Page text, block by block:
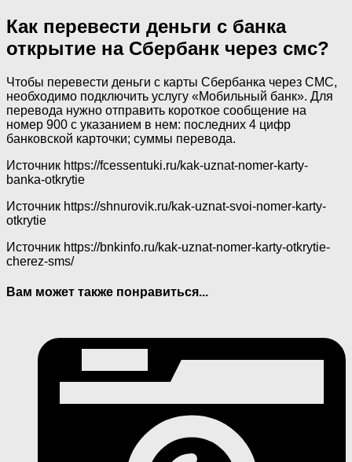
Как перевести деньги с банка
открытие на Сбербанк через смс?
Чтобы перевести деньги с карты Сбербанка через СМС,
необходимо подключить услугу «Мобильный банк». Для
перевода нужно отправить короткое сообщение на
номер 900 с указанием в нем: последних 4 цифр
банковской карточки; суммы перевода.
Источник https://fcessentuki.ru/kak-uznat-nomer-karty-
banka-otkrytie
Источник https://shnurovik.ru/kak-uznat-svoi-nomer-karty-
otkrytie
Источник https://bnkinfo.ru/kak-uznat-nomer-karty-otkrytie-
cherez-sms/
Вам может также понравиться...